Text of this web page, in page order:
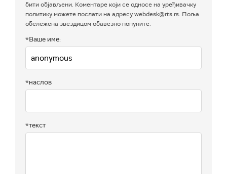
бити објављени. Коментаре који се односе на уређивачку
политику можете послати на адресу webdesk@rts.rs. Поља
обележена звездицом обавезно попуните.
*Ваше име:
*наслов
*текст